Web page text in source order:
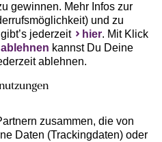
gewinnen. Mehr Infos zur
und zu
jederzeit
hier. Mit Klick
kannst Du Deine
ablehnen.
zusammen, die von
Daten (Trackingdaten) oder